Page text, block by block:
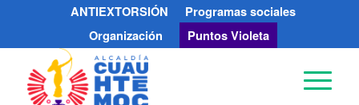
ANTIEXTORSIÓN
Programas sociales
Organización
Puntos Violeta